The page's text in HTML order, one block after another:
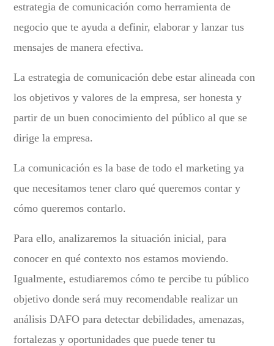
estrategia de comunicación como herramienta de
negocio que te ayuda a definir, elaborar y lanzar tus
mensajes de manera efectiva.
La estrategia de comunicación debe estar alineada con
los objetivos y valores de la empresa, ser honesta y
partir de un buen conocimiento del público al que se
dirige la empresa.
La comunicación es la base de todo el marketing ya
que necesitamos tener claro qué queremos contar y
cómo queremos contarlo.
Para ello, analizaremos la situación inicial, para
conocer en qué contexto nos estamos moviendo.
Igualmente, estudiaremos cómo te percibe tu público
objetivo donde será muy recomendable realizar un
análisis DAFO para detectar debilidades, amenazas,
fortalezas y oportunidades que puede tener tu